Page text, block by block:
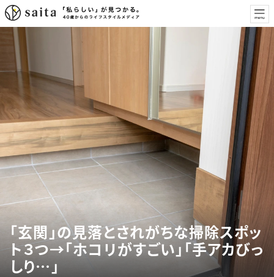
「玄関」の見落とされがちな掃除スポッ
ト３つ→「ホコリがすごい」「手アカびっ
しり…」